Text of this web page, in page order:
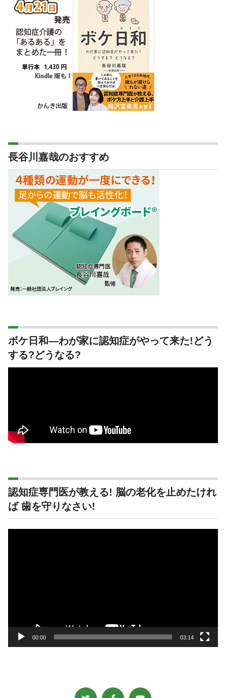
長谷川嘉哉のおすすめ
ボケ日和―わが家に認知症がやって来た!どう
する?どうなる?
認知症専門医が教える! 脳の老化を止めたけれ
ば 歯を守りなさい!
00:00 03:14